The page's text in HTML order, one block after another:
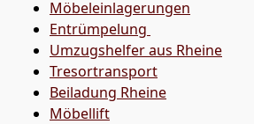
Möbeleinlagerungen
Entrümpelung
Umzugshelfer aus Rheine
Tresortransport
Beiladung Rheine
Möbellift